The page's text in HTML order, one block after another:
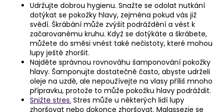
Udržujte dobrou hygienu. Snažte se odolat nutkání
dotýkat se pokožky hlavy, zejména pokud vás již
svědí. Škrábání může zvýšit podráždění a vést k
začarovanému kruhu. Když se dotýkáte a škrábete,
můžete do směsi vnést také nečistoty, které mohou
lupy ještě zhoršit.
Najděte správnou rovnováhu šamponování pokožky
hlavy. Šamponujte dostatečně často, abyste udrželi
oleje na uzdě, ale nepoužívejte na vlasy příliš mnoho
přípravku, protože to může pokožku hlavy podráždit.
Snižte stres. Stres může u některých lidí lupy
zhoršovat nebo dokonce zhoršovat. Malassezie se